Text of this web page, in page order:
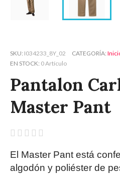
SKU I034233_8Y_02 CATEGORÍA
EN STOCK 0 Artículo
Pantalon
Master Pant
    
El Master Pant está
algodón y poliéster de